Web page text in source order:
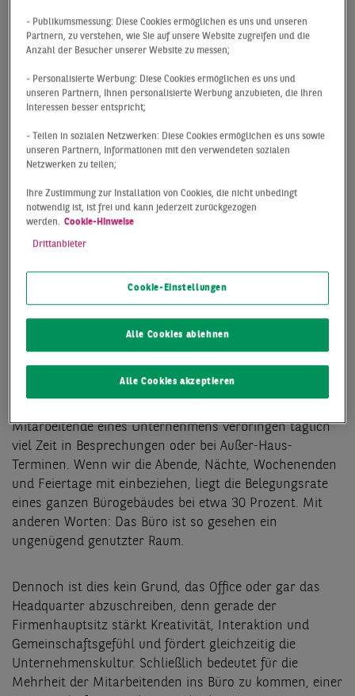
Hause zu verrichten. Die Euphorie darüber, dass die
Zusammenarbeit auch im Homeoffice gut gelang, führte
Büroflächen oder gar Firmenhauptsitze aufzugeben und
vollständig auf die Heimarbeit zu setzen.
Doch dass die Büroarbeit in Frage gestellt wird, ist
nicht der Gesundheitskrise geschuldet. Mit dem
Gedanken moderner Arbeitswelten wurde die Rolle des
traditionellen Büros schon seit längerer Zeit hinterfragt.
Corona hat jedoch dazu geführt, dass der
Das Büro – ein
ungenügend genutzter
Raum
Mitarbeitende eines Unternehmens verbringen täglich
viel Zeit in Besprechungen oder bei Außer-Haus-
Terminen. Wenn wir die Abende, Nächte, Wochenenden
und Feiertage mit einbeziehen, liegt die Belegungsrate
eines ganzen Bürogebäudes bei etwa 30 Prozent. Mit
anderen Worten: Das Büro ist so gesehen ein
ungenügend genutzter Raum.
Dennoch ist dies kein Grund, das Office oder gar das
Headquarter abzuschreiben, denn gerade der
Firmenhauptsitz stärkt Kreativität, Interaktion und
Gemeinschaftsgefühl und fördert gleichzeitig die
Unternehmenskultur. Schließlich bedeutet für die
Mehrheit der Mitarbeitenden ins Büro zu kommen, einer
- Publikumsmessung: Diese Cookies ermöglichen es uns und unseren
Partnern, zu verstehen, wie Sie auf unsere Website zugreifen und die
Anzahl der Besucher unserer Website zu messen;
- Personalisierte Werbung: Diese Cookies ermöglichen es uns und
unseren Partnern, Ihnen personalisierte Werbung anzubieten, die Ihren
Interessen besser entspricht;
- Teilen in sozialen Netzwerken: Diese Cookies ermöglichen es uns sowie
unseren Partnern, Informationen mit den verwendeten sozialen
Netzwerken zu teilen;
Ihre Zustimmung zur Installation von Cookies, die nicht unbedingt
notwendig ist, ist frei und kann jederzeit zurückgezogen
werden. Cookie-Hinweise
Drittanbieter
Cookie-Einstellungen
Alle Cookies ablehnen
Alle Cookies akzeptieren